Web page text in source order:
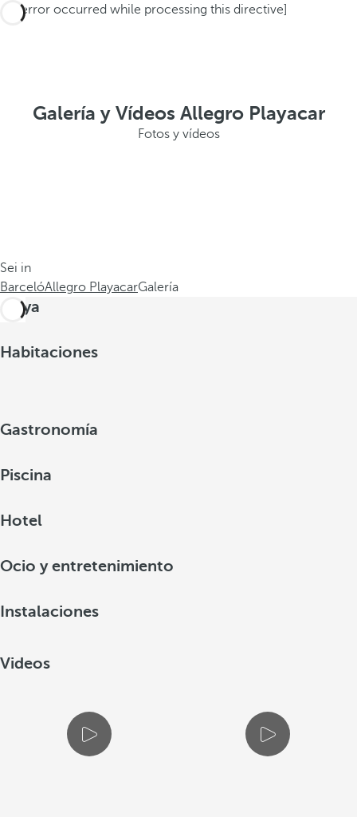
[an error occurred while processing this directive]
Galería y Vídeos Allegro Playacar
Fotos y vídeos
Sei in
BarcelóAllegro PlayacarGalería
Playa
Habitaciones
Gastronomía
Piscina
Hotel
Ocio y entretenimiento
Instalaciones
Videos